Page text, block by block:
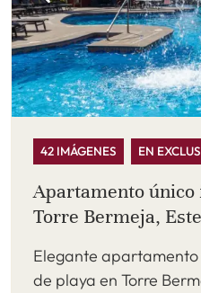
42 IMÁGENES EN
Apartamento
Torre Bermeja,
Elegante
de playa en Torre